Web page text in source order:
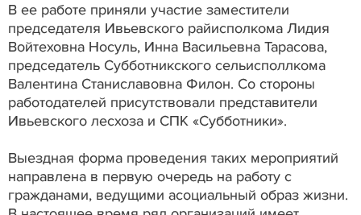
В ее работе приняли участие заместители
председателя Ивьевского райисполкома Лидия
Войтеховна Носуль, Инна Васильевна Тарасова,
председатель Субботникского сельисполлкома
Валентина Станиславовна Филон. Со стороны
работодателей присутствовали представители
Ивьевского лесхоза и СПК «Субботники».
Выездная форма проведения таких мероприятий
направлена в первую очередь на работу с
гражданами, ведущими асоциальный образ жизни.